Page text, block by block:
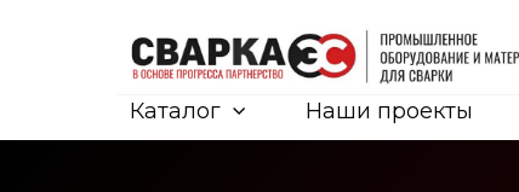
Каталог
Наши проекты